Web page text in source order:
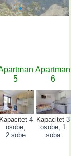
5
Kapacitet 4
osobe,
2 sobe
Apartman
6
Kapacitet 3
osobe, 1
soba